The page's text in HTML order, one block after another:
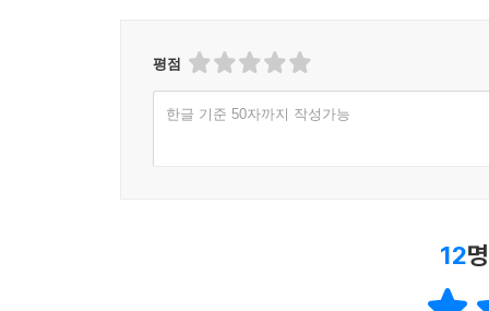
평점
한글 기준 50자까지 작성가능
12